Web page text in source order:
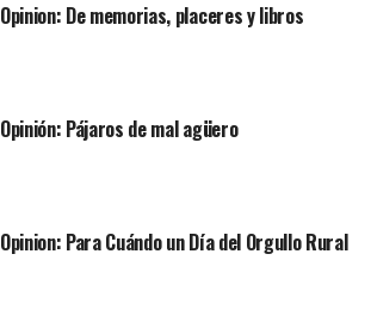
Opinion: De memorias, placeres y libros
Opinión: Pájaros de mal agüero
Opinion: Para Cuándo un Día del Orgullo Rural